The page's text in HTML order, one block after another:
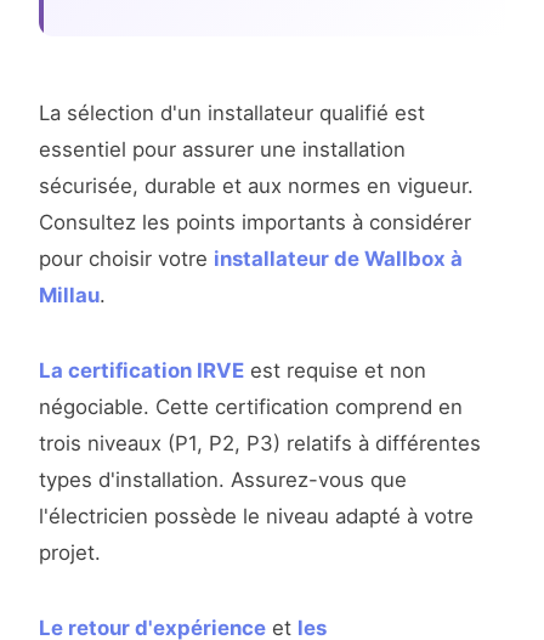
La sélection d'un installateur qualifié est
essentiel pour assurer une installation
sécurisée, durable et aux normes en vigueur.
Consultez les points importants à considérer
pour choisir votre installateur de Wallbox à
Millau.
La certification IRVE est requise et non
négociable. Cette certification comprend en
trois niveaux (P1, P2, P3) relatifs à différentes
types d'installation. Assurez-vous que
l'électricien possède le niveau adapté à votre
projet.
Le retour d'expérience et les